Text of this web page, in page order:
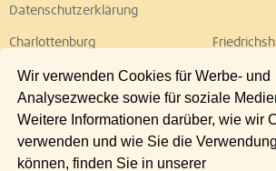
Wir verwenden Cookies für Werbe- und
Analysezwecke sowie für soziale
Weitere Informationen darüber, wie wir
verwenden und wie Sie die
können, finden Sie in unserer
Datenschutzerklärung
Charlottenburg
Lichtenberg
Marzahn
Neukölln
Pankow